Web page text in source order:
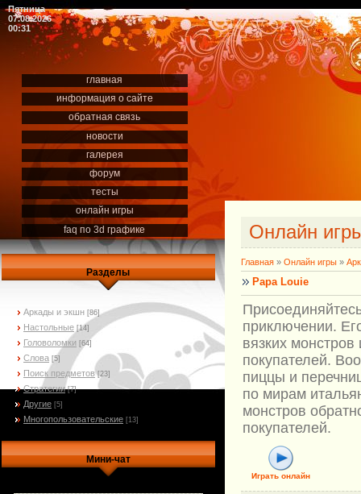
Пятница
07.08.2026
00:31
главная
информация о сайте
обратная связь
новости
галерея
форум
тесты
онлайн игры
faq по 3d графике
Разделы
Аркады и экшн [86]
Настольные [14]
Головоломки [64]
Слова [5]
Поиск предметов [23]
Стратегии [7]
Другие [5]
Многопользовательские [13]
Мини-чат
Онлайн
Главная » Онлайн игры »
Papa Louie
приключении.
вязких
покупателей.
пиццы и
по мирам
монстров
покупателей.
Играть онлайн